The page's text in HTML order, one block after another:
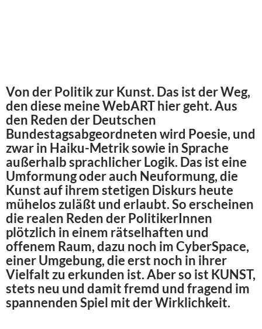
Von der Politik zur Kunst. Das ist der Weg,
den diese meine WebART hier geht. Aus
den Reden der Deutschen
Bundestagsabgeordneten wird Poesie, und
zwar in Haiku-Metrik sowie in Sprache
außerhalb sprachlicher Logik. Das ist eine
Umformung oder auch Neuformung, die
Kunst auf ihrem stetigen Diskurs heute
mühelos zuläßt und erlaubt. So erscheinen
die realen Reden der PolitikerInnen
plötzlich in einem rätselhaften und
offenem Raum, dazu noch im CyberSpace,
einer Umgebung, die erst noch in ihrer
Vielfalt zu erkunden ist. Aber so ist KUNST,
stets neu und damit fremd und fragend im
spannenden Spiel mit der Wirklichkeit.